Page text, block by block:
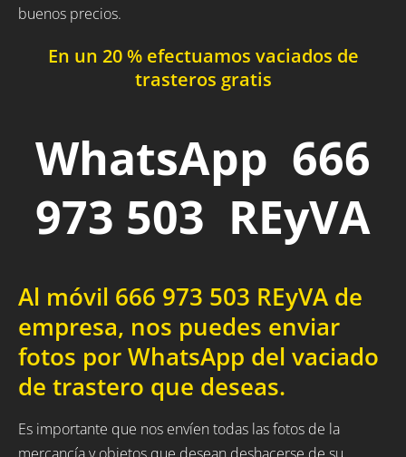
buenos precios.
En un 20 % efectuamos vaciados de
trasteros gratis
WhatsApp 666
973 503 REyVA
Al móvil 666 973 503 REyVA de
empresa, nos puedes enviar
fotos por WhatsApp del vaciado
de trastero que deseas.
Es importante que nos envíen todas las fotos de la